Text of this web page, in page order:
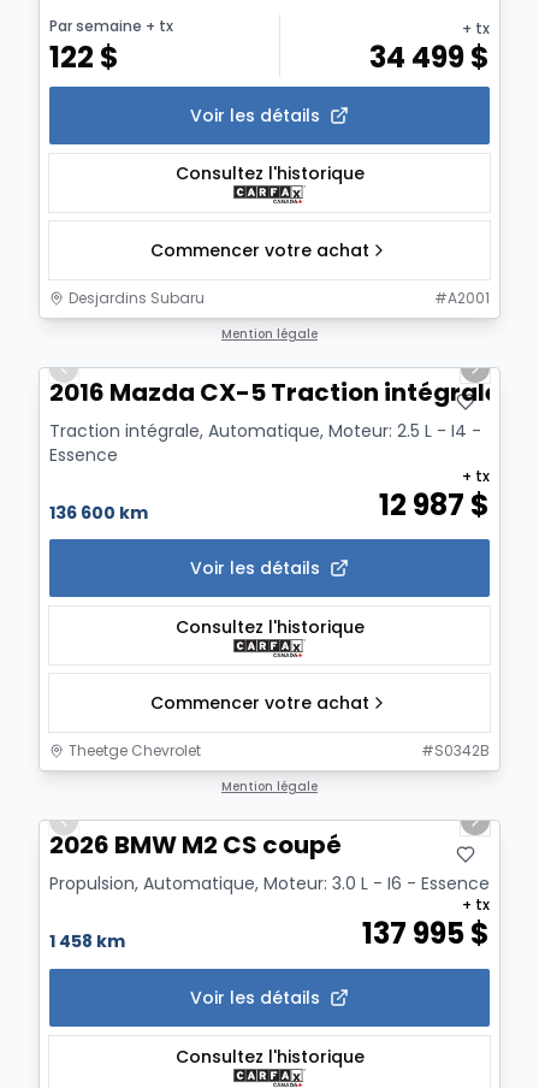
Par semaine + tx
122 $
+ tx
34 499$
Voir les détails
Consultez l'historique
Commencer votre achat
Desjardins Subaru #A2001
Mention légale
Previous slide
Next
2016 Mazda CX-5 Traction intégrale GS
Traction intégrale, Automatique, Moteur: 2.5 L - I4 -
Essence
136 600 km 12 987 $
+ tx
Voir les détails
Consultez l'historique
Commencer votre achat
Theetge Chevrolet #S0342B
Mention légale
Previous slide
Next
2026 BMW M2 CS coupé
Propulsion, Automatique, Moteur: 3.0 L - I6 - Essence
1 458 km 137 995$
+ tx
Voir les détails
Consultez l'historique